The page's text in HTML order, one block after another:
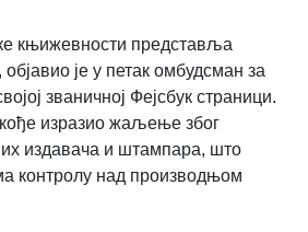
књижевности представља
објавио је у петак омбудсман за
званичној Фејсбук страници.
изразио жаљење због
издавача и штампара, што
контролу над производњом